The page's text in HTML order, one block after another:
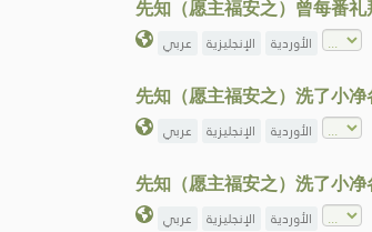
先知（愿主福安之）曾每番
عربي الإنجليزية الأوردية
先知（愿主福安之）洗了小净
عربي الإنجليزية الأوردية
先知（愿主福安之）洗了小净
عربي الإنجليزية الأوردية